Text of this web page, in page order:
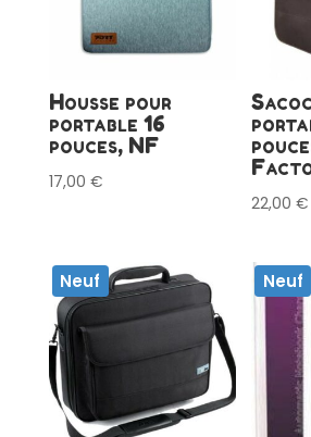
Housse pour
portable 16
pouces, NF
17,00 €
22,00€
Neuf Neuf